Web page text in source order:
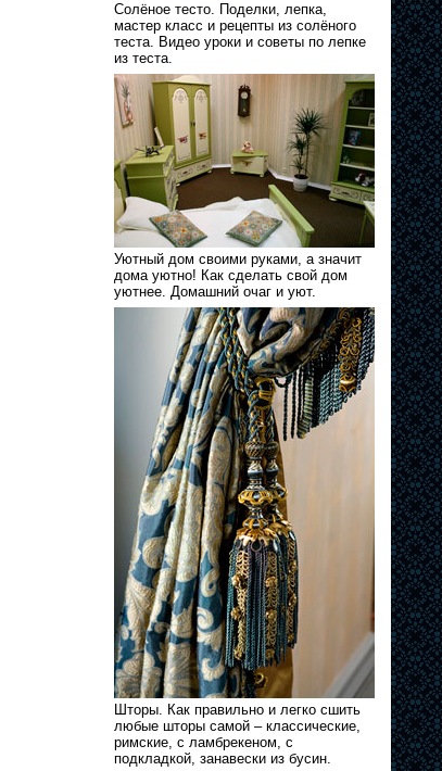
Солёное тесто. Поделки, лепка,
мастер класс и рецепты из солёного
теста. Видео уроки и советы по лепке
из теста.
Уютный дом своими руками, а значит
дома уютно! Как сделать свой дом
уютнее. Домашний очаг и уют.
Шторы. Как правильно и легко сшить
любые шторы самой – классические,
римские, с ламбрекеном, с
подкладкой, занавески из бусин.